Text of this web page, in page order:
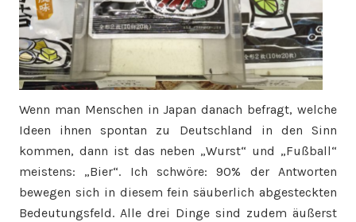
Wenn man Menschen in Japan danach befragt, welche
Ideen ihnen spontan zu Deutschland in den Sinn
kommen, dann ist das neben „Wurst“ und „Fußball“
meistens: „Bier“. Ich schwöre: 90% der Antworten
bewegen sich in diesem fein säuberlich abgesteckten
Bedeutungsfeld. Alle drei Dinge sind zudem äußerst